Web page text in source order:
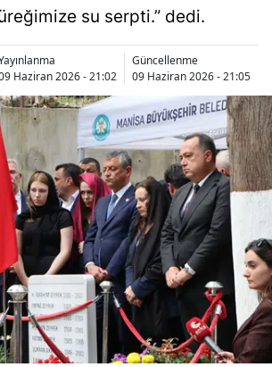
su serpti.” dedi.
Haziran 2026 - 21:02
Güncellenme
09 Haziran 2026 - 21:05